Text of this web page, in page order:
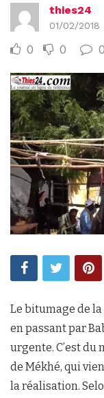
thies24
01/02/2018
0 0 0
Le bitumage de
en passant par
urgente. C’est du
de Mékhé, qui
la réalisation.